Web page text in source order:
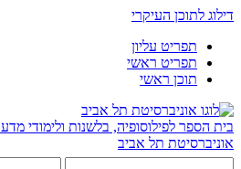
דילוג לתוכן העיקרי
תפריט עליון
תפריט ראשי
תוכן ראשי
בית הספר לפילוסופיה, בלשנות ולימודי מדע
אוניברסיטת תל אביב